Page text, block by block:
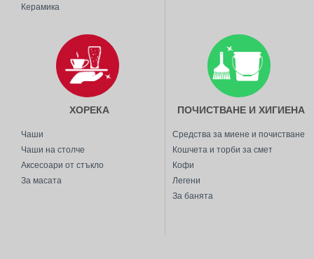
Керамика
ХОРЕКА
Чаши
Чаши на столче
Аксесоари от стъкло
За масата
ПОЧИСТВАНЕ И ХИГИЕНА
Средства за миене и почистване
Кошчета и торби за смет
Кофи
Легени
За банята